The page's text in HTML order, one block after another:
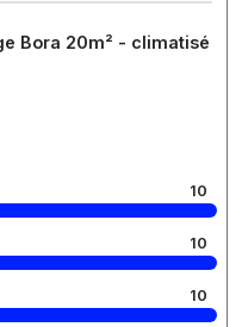
Bora 20m² - climatisé
10
10
10